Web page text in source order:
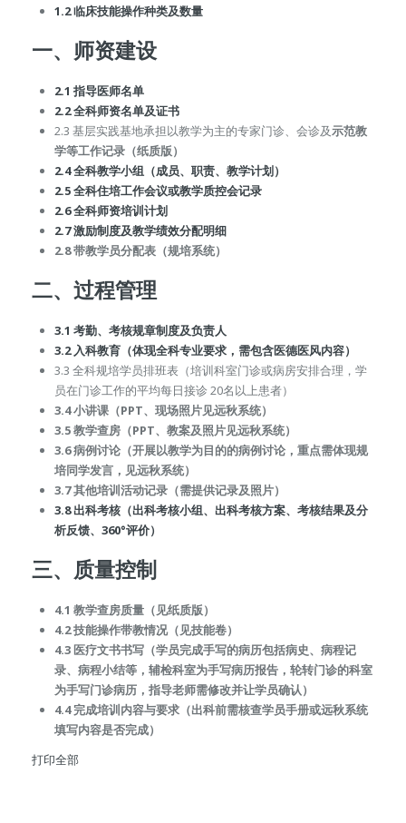
1.2 临床技能操作种类及数量
一、师资建设
2.1 指导医师名单
2.2 全科师资名单及证书
2.3 基层实践基地承担以教学为主的专家门诊、会诊及示范教
学等工作记录（纸质版）
2.4 全科教学小组（成员、职责、教学计划）
2.5 全科住培工作会议或教学质控会记录
2.6 全科师资培训计划
2.7 激励制度及教学绩效分配明细
2.8 带教学员分配表（规培系统）
二、过程管理
3.1 考勤、考核规章制度及负责人
3.2 入科教育（体现全科专业要求，需包含医德医风内容）
3.3 全科规培学员排班表（培训科室门诊或病房安排合理，学
员在门诊工作的平均每日接诊 20名以上患者）
3.4 小讲课（PPT、现场照片见远秋系统）
3.5 教学查房（PPT、教案及照片见远秋系统）
3.6 病例讨论（开展以教学为目的的病例讨论，重点需体现规
培同学发言，见远秋系统）
3.7 其他培训活动记录（需提供记录及照片）
3.8 出科考核（出科考核小组、出科考核方案、考核结果及分
析反馈、360°评价）
三、质量控制
4.1 教学查房质量（见纸质版）
4.2 技能操作带教情况（见技能卷）
4.3 医疗文书书写（学员完成手写的病历包括病史、病程记
录、病程小结等，辅检科室为手写病历报告，轮转门诊的科室
为手写门诊病历，指导老师需修改并让学员确认）
4.4 完成培训内容与要求（出科前需核查学员手册或远秋系统
填写内容是否完成）
打印全部